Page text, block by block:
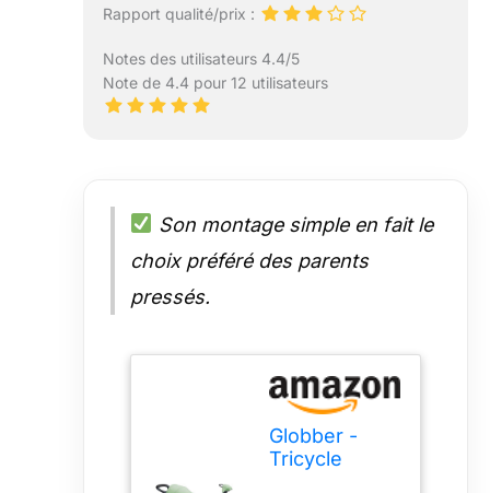
Rapport qualité/prix :
Notes des utilisateurs 4.4/5
Note de 4.4 pour 12 utilisateurs
Son montage simple en fait le
choix préféré des parents
pressés.
Globber -
Tricycle